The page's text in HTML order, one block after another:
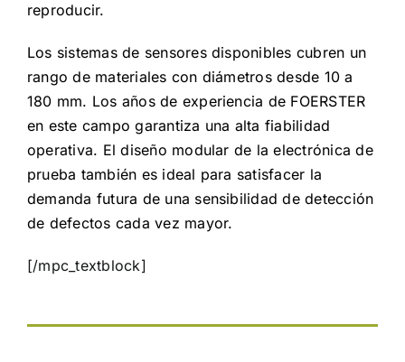
reproducir.
Los sistemas de sensores disponibles cubren un
rango de materiales con diámetros desde 10 a
180 mm. Los años de experiencia de FOERSTER
en este campo garantiza una alta fiabilidad
operativa. El diseño modular de la electrónica de
prueba también es ideal para satisfacer la
demanda futura de una sensibilidad de detección
de defectos cada vez mayor.
[/mpc_textblock]